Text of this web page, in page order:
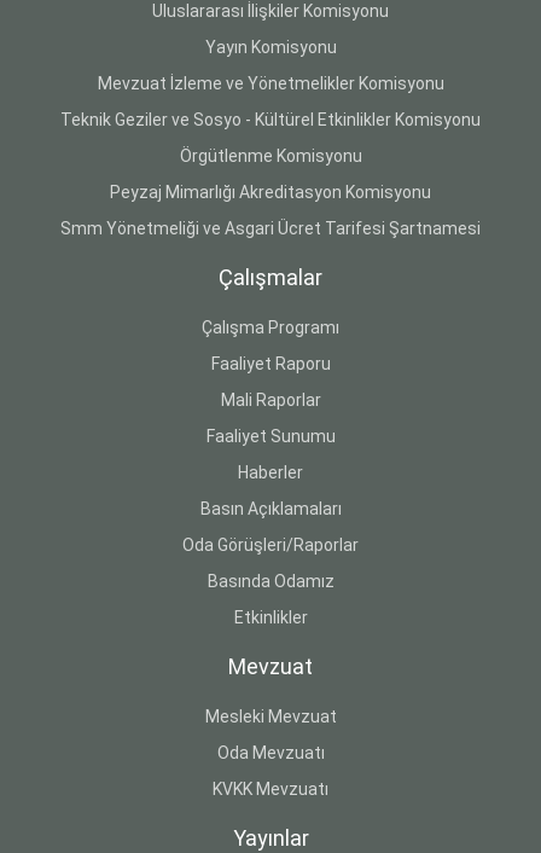
Uluslararası İlişkiler Komisyonu
Yayın Komisyonu
Mevzuat İzleme ve Yönetmelikler Komisyonu
Teknik Geziler ve Sosyo - Kültürel Etkinlikler Komisyonu
Örgütlenme Komisyonu
Peyzaj Mimarlığı Akreditasyon Komisyonu
Smm Yönetmeliği ve Asgari Ücret Tarifesi Şartnamesi
Çalışmalar
Çalışma Programı
Faaliyet Raporu
Mali Raporlar
Faaliyet Sunumu
Haberler
Basın Açıklamaları
Oda Görüşleri/Raporlar
Basında Odamız
Etkinlikler
Mevzuat
Mesleki Mevzuat
Oda Mevzuatı
KVKK Mevzuatı
Yayınlar